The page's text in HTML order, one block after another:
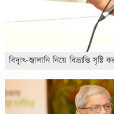
বিদ্যুৎ-জ্বালানি নিয়ে বিভ্রান্তি সৃষ্টি